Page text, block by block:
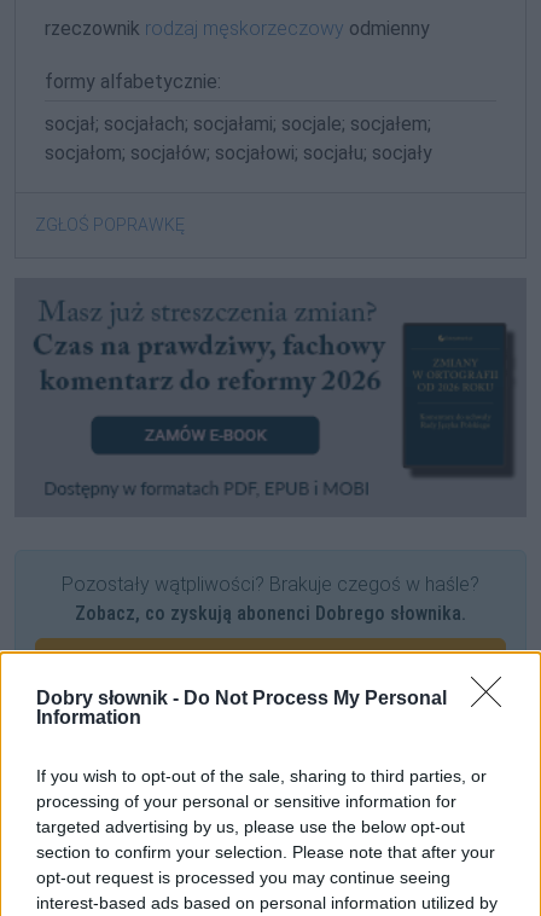
Dobry słownik - Do Not Process My Personal
Information
If you wish to opt-out of the sale, sharing to third parties, or
processing of your personal or sensitive information for
targeted advertising by us, please use the below opt-out
section to confirm your selection. Please note that after your
opt-out request is processed you may continue seeing
interest-based ads based on personal information utilized by
rzeczownik rodzaj męskorzeczowy odmienny
formy alfabetycznie:
socjał; socjałach; socjałami; socjale; socjałem;
socjałom; socjałów; socjałowi; socjału; socjały
ZGŁOŚ POPRAWKĘ
Pozostały wątpliwości? Brakuje czegoś w haśle?
Zobacz, co zyskują abonenci Dobrego słownika.
Często sprawdzane
Znajdować czyznajdywać znajdowanieczyznajdywanie
Koleś — kto to i czy to ładnie tak mówić?
Czyw oparciu o...jest poprawne?